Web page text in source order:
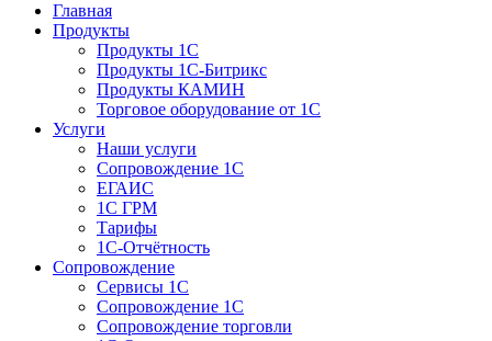
Главная
Продукты
Продукты 1С
Продукты 1С-Битрикс
Продукты КАМИН
Торговое оборудование от 1С
Услуги
Наши услуги
Сопровождение 1С
ЕГАИС
1С ГРМ
Тарифы
1С-Отчётность
Сопровождение
Сервисы 1С
Сопровождение 1С
Сопровождение торговли